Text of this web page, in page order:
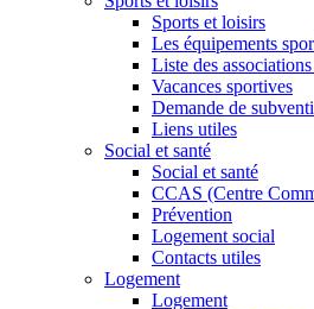
Sports et loisirs
Les équipements
Liste des
Vacances sportives
Demande de
Liens utiles
Social et santé
Social et santé
CCAS (Centre
Prévention
Logement social
Contacts utiles
Logement
Logement